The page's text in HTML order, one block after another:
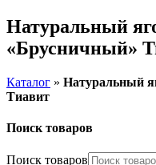
Натуральный
«Брусничный»
Каталог » Натуральный
Тиавит
Поиск товаров
Поиск товаров